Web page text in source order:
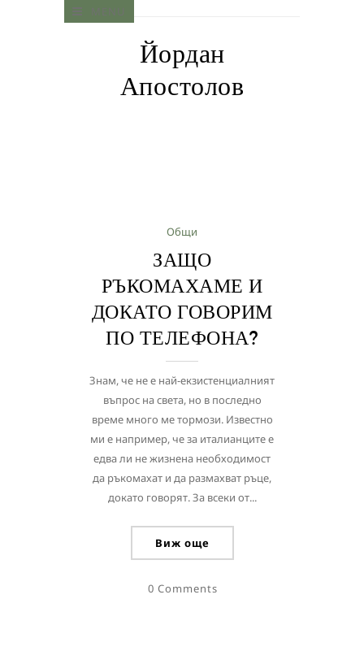
Йордан
Апостолов
Общи
ЗАЩО
РЪКОМАХАМЕ И
ДОКАТО ГОВОРИМ
ПО ТЕЛЕФОНА?
Знам, че не е най-екзистенциалният
въпрос на света, но в последно
време много ме тормози. Известно
ми е например, че за италианците е
едва ли не жизнена необходимост
да ръкомахат и да размахват ръце,
докато говорят. За всеки от...
Виж още
0 Comments